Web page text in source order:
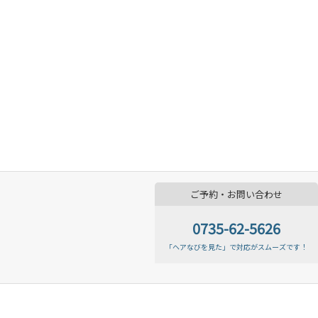
ご予約・お問い合わせ
0735-62-5626
「ヘアなびを見た」で対応がスムーズです！